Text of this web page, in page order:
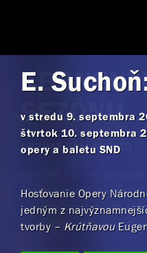
E.
v stredu 9. septembra
štvrtok 10. septembra
opery a baletu SND
Hosťovanie Opery
jedným z
tvorby – Krútňavou